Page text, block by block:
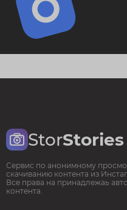
StorStories
Сервис по анонимному
скачиванию контента из
Все права на принадлежаь
контента.